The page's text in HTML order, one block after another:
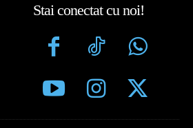
Stai conectat cu noi!